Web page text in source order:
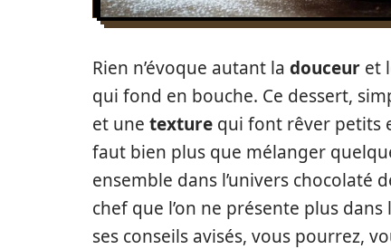
Rien n’évoque autant la douceur et
qui fond en bouche. Ce dessert,
et une texture qui font rêver petits
faut bien plus que mélanger
ensemble dans l’univers chocolaté
chef que l’on ne présente plus
ses conseils avisés, vous pourrez,